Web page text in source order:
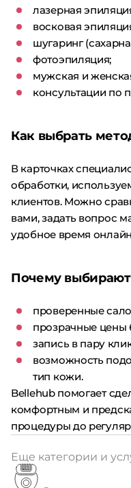
лазерная
восковая
шугаринг
фотоэпиляция;
мужская и
консультации по
Как выбрать
В карточках
обработки,
клиентов. Можно
вами, задать вопрос
удобное время
Почему
проверенные
прозрачные цены
запись в пару
возможность
тип кожи.
Bellehub помогает
комфортным и
процедуры до
Еще категории и